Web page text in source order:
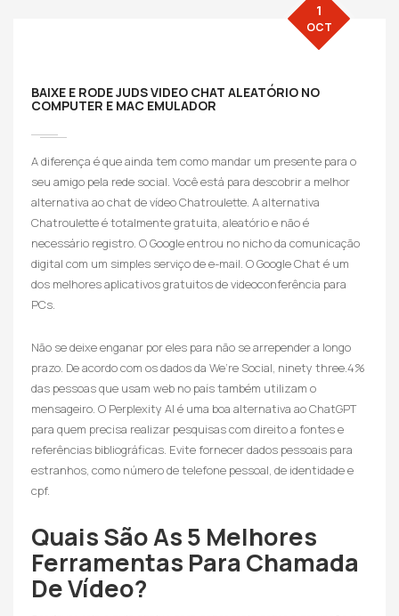
BAIXE E RODE JUDS VIDEO CHAT ALEATÓRIO NO
COMPUTER E MAC EMULADOR
1
OCT
A diferença é que ainda tem como mandar um presente para o
seu amigo pela rede social. Você está para descobrir a melhor
alternativa ao chat de vídeo Chatroulette. A alternativa
Chatroulette é totalmente gratuita, aleatório e não é
necessário registro. O Google entrou no nicho da comunicação
digital com um simples serviço de e-mail. O Google Chat é um
dos melhores aplicativos gratuitos de videoconferência para
PCs.
Não se deixe enganar por eles para não se arrepender a longo
prazo. De acordo com os dados da We’re Social, ninety three.4%
das pessoas que usam web no país também utilizam o
mensageiro. O Perplexity AI é uma boa alternativa ao ChatGPT
para quem precisa realizar pesquisas com direito a fontes e
referências bibliográficas. Evite fornecer dados pessoais para
estranhos, como número de telefone pessoal, de identidade e
cpf.
Quais São As 5 Melhores
Ferramentas Para Chamada
De Vídeo?